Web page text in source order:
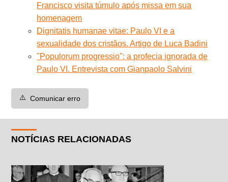
Francisco visita túmulo após missa em sua
homenagem
Dignitatis humanae vitae: Paulo VI e a
sexualidade dos cristãos. Artigo de Luca Badini
"Populorum progressio": a profecia ignorada de
Paulo VI. Entrevista com Gianpaolo Salvini
⚠️ Comunicar erro
NOTÍCIAS RELACIONADAS